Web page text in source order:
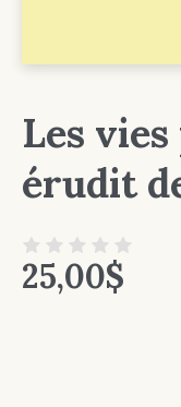
Les
érudit
25,00$